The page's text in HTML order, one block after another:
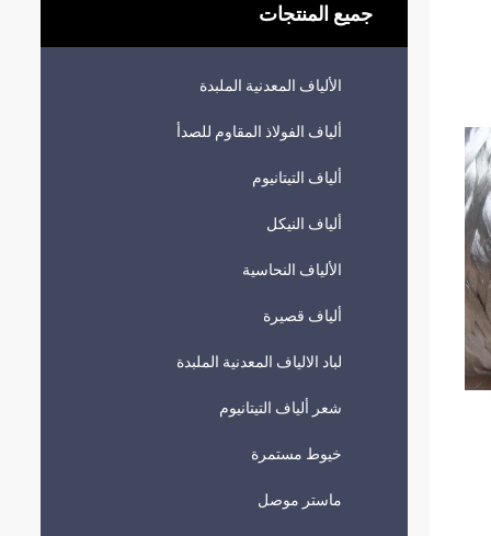
جميع المنتجات
الألياف المعدنية الملبدة
ألياف الفولاذ المقاوم للصدأ
ألياف التيتانيوم
ألياف النيكل
الألياف النحاسية
ألياف قصيرة
لباد الالياف المعدنية الملبدة
شعر ألياف التيتانيوم
خيوط مستمرة
ماستر موصل